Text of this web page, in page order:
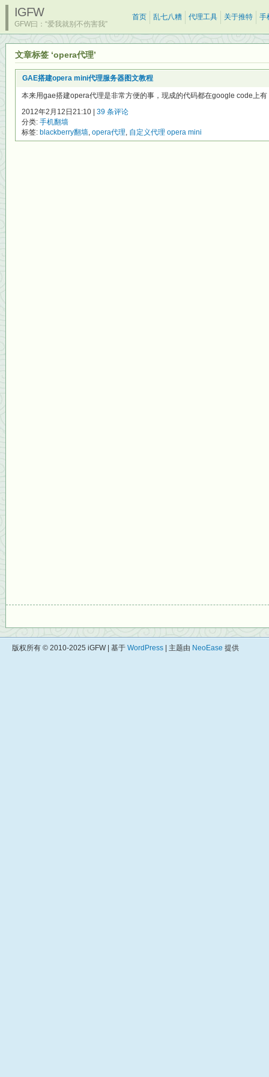
IGFW
GFW曰：“爱我就别不伤害我”
首页 乱七八糟 代理工具 关于推特 手
文章标签 ‘opera代理’
GAE搭建opera mini代理服务器图文教程
本来用gae搭建opera代理是非常方便的事，现成的代码都在google code上
2012年2月12日21:10 | 39 条评论
分类: 手机翻墙
标签: blackberry翻墙, opera代理, 自定义代理 opera mini
版权所有 © 2010-2025 iGFW | 基于 WordPress | 主题由 NeoEase 提供